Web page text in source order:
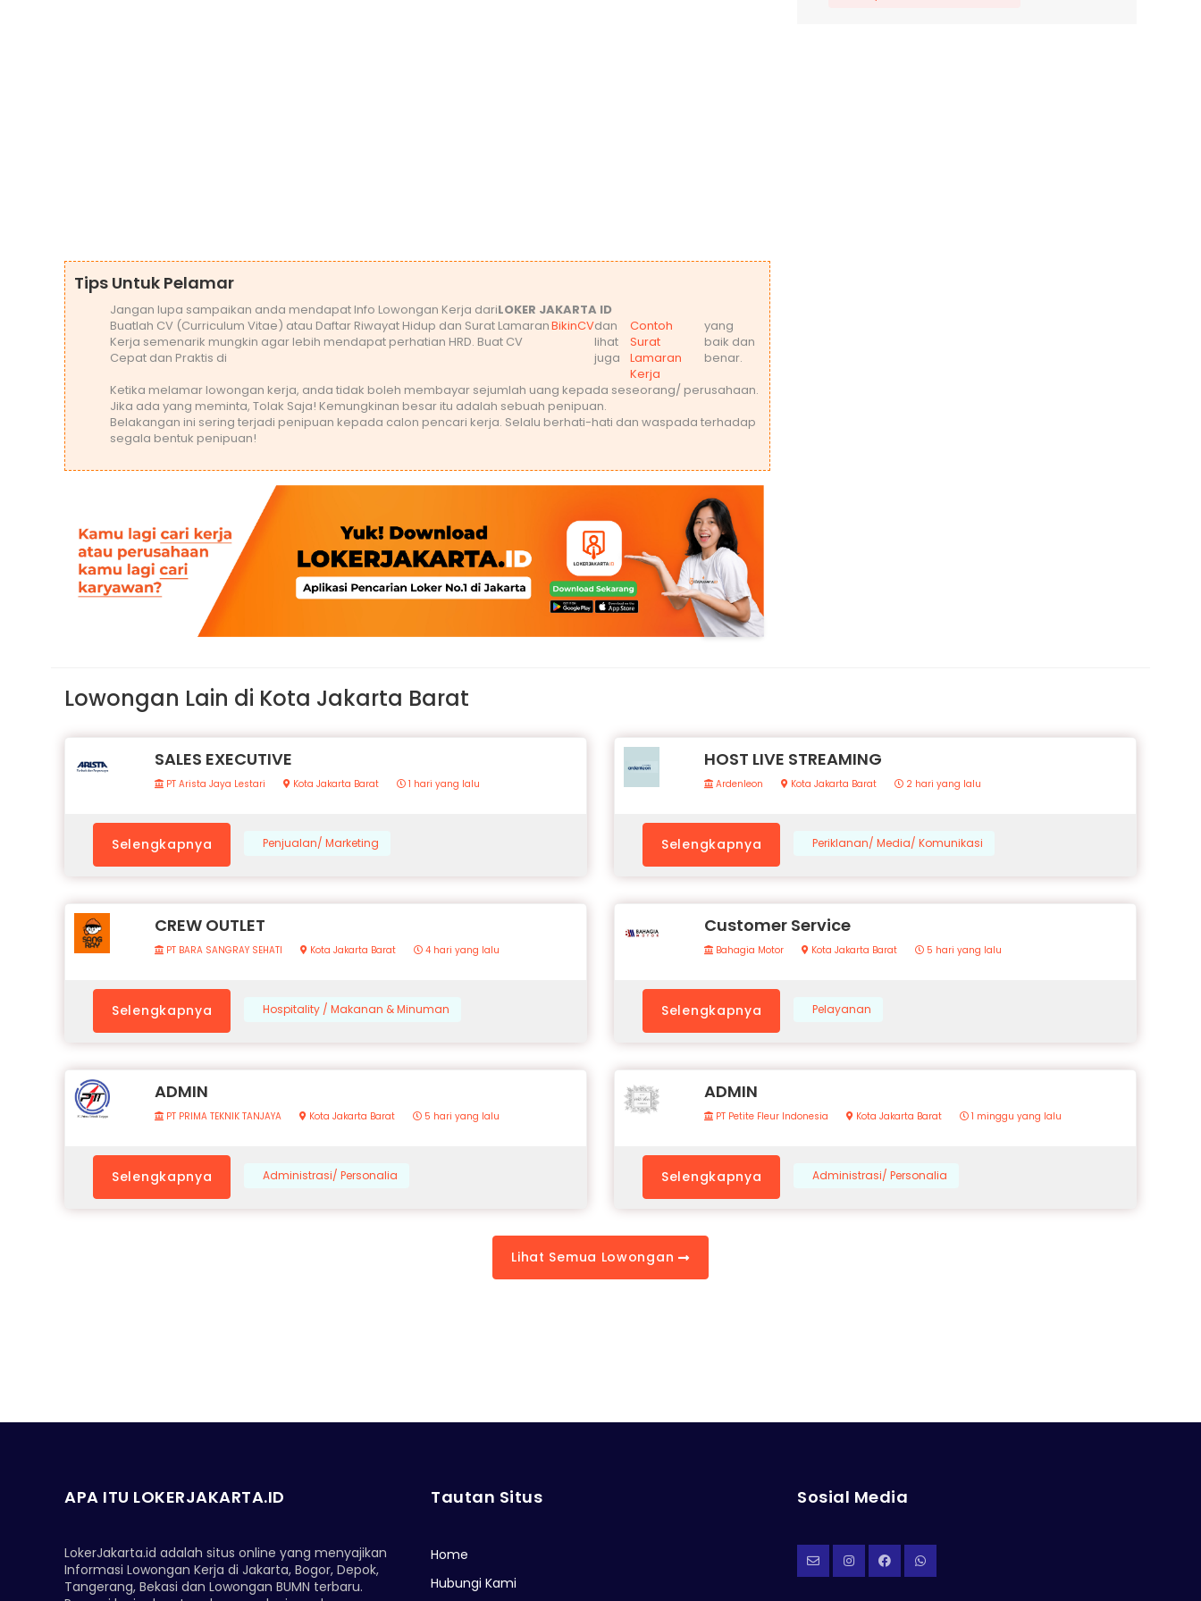
Tips Untuk Pelamar
Jangan lupa sampaikan anda mendapat Info Lowongan Kerja dariLOKER JAKARTA ID
Buatlah CV (Curriculum Vitae) atau Daftar Riwayat Hidup dan Surat Lamaran
Kerja semenarik mungkin agar lebih mendapat perhatian HRD. Buat CV
Cepat dan Praktis di
BikinCVdan
lihat
juga
Contoh
Surat
Lamaran
Kerja
yang
baik dan
benar.
Ketika melamar lowongan kerja, anda tidak boleh membayar sejumlah uang kepada seseorang/ perusahaan.
Jika ada yang meminta, Tolak Saja! Kemungkinan besar itu adalah sebuah penipuan.
Belakangan ini sering terjadi penipuan kepada calon pencari kerja. Selalu berhati-hati dan waspada terhadap
segala bentuk penipuan!
Lowongan Lain di Kota Jakarta Barat
SALES EXECUTIVE
PT Arista Jaya Lestari Kota Jakarta Barat 1 hari yang lalu
Selengkapnya Penjualan/ Marketing
HOST LIVE STREAMING
Ardenleon Kota Jakarta Barat 2 hari yang lalu
Selengkapnya Periklanan/ Media/ Komunikasi
CREW OUTLET
PT BARA SANGRAY SEHATI Kota Jakarta Barat 4 hari yang lalu
Selengkapnya Hospitality / Makanan & Minuman
Customer Service
Bahagia Motor Kota Jakarta Barat 5 hari yang lalu
Selengkapnya Pelayanan
ADMIN
PT PRIMA TEKNIK TANJAYA Kota Jakarta Barat 5 hari yang lalu
Selengkapnya Administrasi/ Personalia
ADMIN
PT Petite Fleur Indonesia Kota Jakarta Barat 1 minggu yang lalu
Selengkapnya Administrasi/ Personalia
Lihat Semua Lowongan
APA ITU LOKERJAKARTA.ID
LokerJakarta.id adalah situs online yang menyajikan
Informasi Lowongan Kerja di Jakarta, Bogor, Depok,
Tangerang, Bekasi dan Lowongan BUMN terbaru.
Tautan Situs
Home
Hubungi Kami
Sosial Media